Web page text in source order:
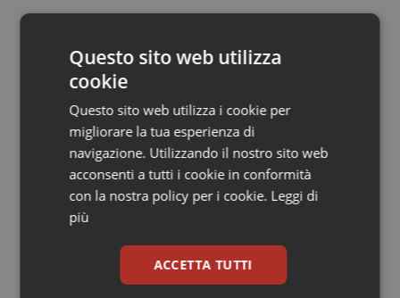
Salute orale & impianti
Sangue & coagulazione
Tiroide
Tumore al seno
Tumore ovarico
Tumori del Polmone & Testa Collo
22 Luglio 2011
Potrebbe interessarti in
Scienza e Farmaci
Ebola in Congo. Oms e Africa Cdc:
“Epidemia più veloce della risposta”.
Questo sito web utilizza
cookie
Questo sito web utilizza i cookie per
migliorare la tua esperienza di
navigazione. Utilizzando il nostro sito web
acconsenti a tutti i cookie in conformità
con la nostra policy per i cookie. Leggi di
più
ACCETTA TUTTI